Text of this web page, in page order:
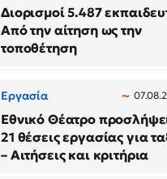
Διορισμοί 5.487
Από την αίτηση ως την
τοποθέτηση
Εργασία
Εθνικό Θέατρο
21 θέσεις εργασίας για
– Αιτήσεις και κριτήρια